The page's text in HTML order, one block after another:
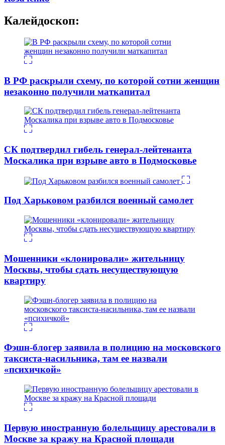
Калейдоскоп:
В РФ раскрыли схему, по которой сотни женщин
незаконно получили маткапитал
СК подтвердил гибель генерал-лейтенанта
Москалика при взрыве авто в Подмосковье
Под Харьковом разбился военный самолет
Мошенники «клонировали» жительницу
Москвы, чтобы сдать несуществующую
квартиру
Фэшн-блогер заявила в полицию на московского
таксиста-насильника, там ее назвали
«психичкой»
Первую иностранную болельщицу арестовали в
Москве за кражу на Красной площади